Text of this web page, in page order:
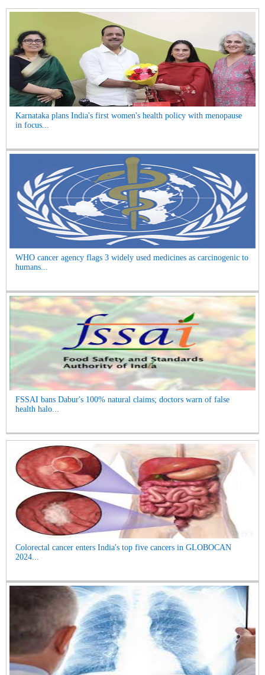
Karnataka plans India's first women's health policy with menopause
in focus...
WHO cancer agency flags 3 widely used medicines as carcinogenic to
humans...
FSSAI bans Dabur's 100% natural claims; doctors warn of false
health halo...
Colorectal cancer enters India's top five cancers in GLOBOCAN
2024...